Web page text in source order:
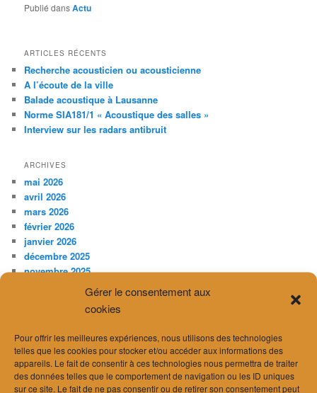
Gérer le consentement aux
cookies
Pour offrir les meilleures expériences, nous utilisons des technologies
telles que les cookies pour stocker et/ou accéder aux informations des
appareils. Le fait de consentir à ces technologies nous permettra de traiter
des données telles que le comportement de navigation ou les ID uniques
sur ce site. Le fait de ne pas consentir ou de retirer son consentement peut
Publié dansActu
ARTICLES RÉCENTS
Recherche acousticien ou acousticienne
A l’écoute de la ville
Balade acoustique à Lausanne
Norme SIA181/1 « Acoustique des salles »
Interview sur les radars antibruit
ARCHIVES
mai 2026
avril 2026
mars 2026
février 2026
janvier 2026
décembre 2025
novembre 2025
décembre 2024
novembre 2024
septembre 2024
août 2024